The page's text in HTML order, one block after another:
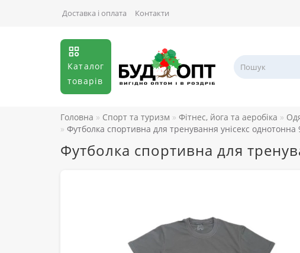
Доставка і оплата Контакти
Каталог
товарів
Головна Спорт та туризм Фітнес, йога та аеробіка
Футболка спортивна для тренування унісекс однотонна
Футболка спортивна для